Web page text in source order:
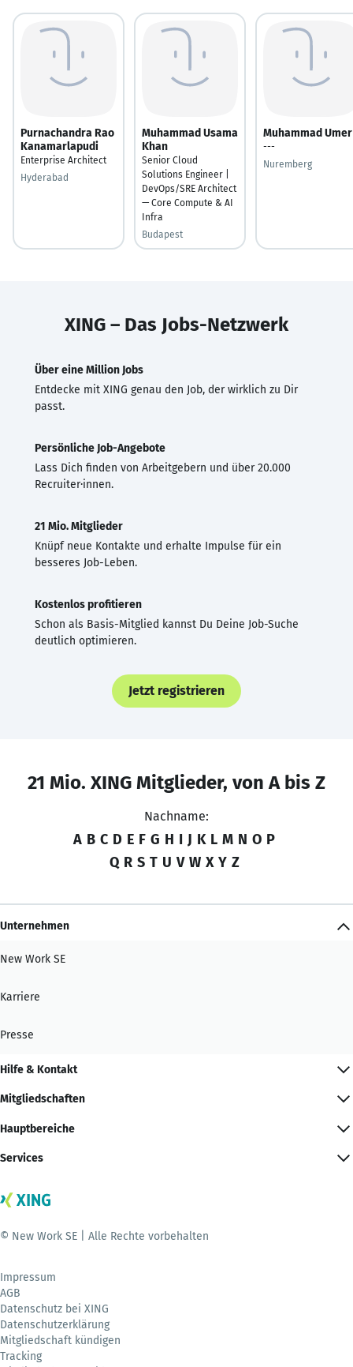
Purnachandra Rao
Kanamarlapudi
Enterprise Architect
Hyderabad
Muhammad Usama
Khan
Senior Cloud
Solutions Engineer |
DevOps/SRE Architect
— Core Compute & AI
Infra
Budapest
Muhammad Umer
---
Nuremberg
XING – Das Jobs-Netzwerk
Über eine Million Jobs
Entdecke mit XING genau den Job, der wirklich zu Dir
passt.
Persönliche Job-Angebote
Lass Dich finden von Arbeitgebern und über 20.000
Recruiter·innen.
21 Mio. Mitglieder
Knüpf neue Kontakte und erhalte Impulse für ein
besseres Job-Leben.
Kostenlos profitieren
Schon als Basis-Mitglied kannst Du Deine Job-Suche
deutlich optimieren.
Jetzt registrieren
21 Mio. XING Mitglieder, von A bis Z
Nachname:
A B C D E F G H I J K L M N O P
Q R S T U V W X Y Z
Unternehmen
New Work SE
Karriere
Presse
Hilfe & Kontakt
Mitgliedschaften
Hauptbereiche
Services
© New Work SE | Alle Rechte vorbehalten
Impressum
AGB
Datenschutz bei XING
Datenschutzerklärung
Mitgliedschaft kündigen
Tracking